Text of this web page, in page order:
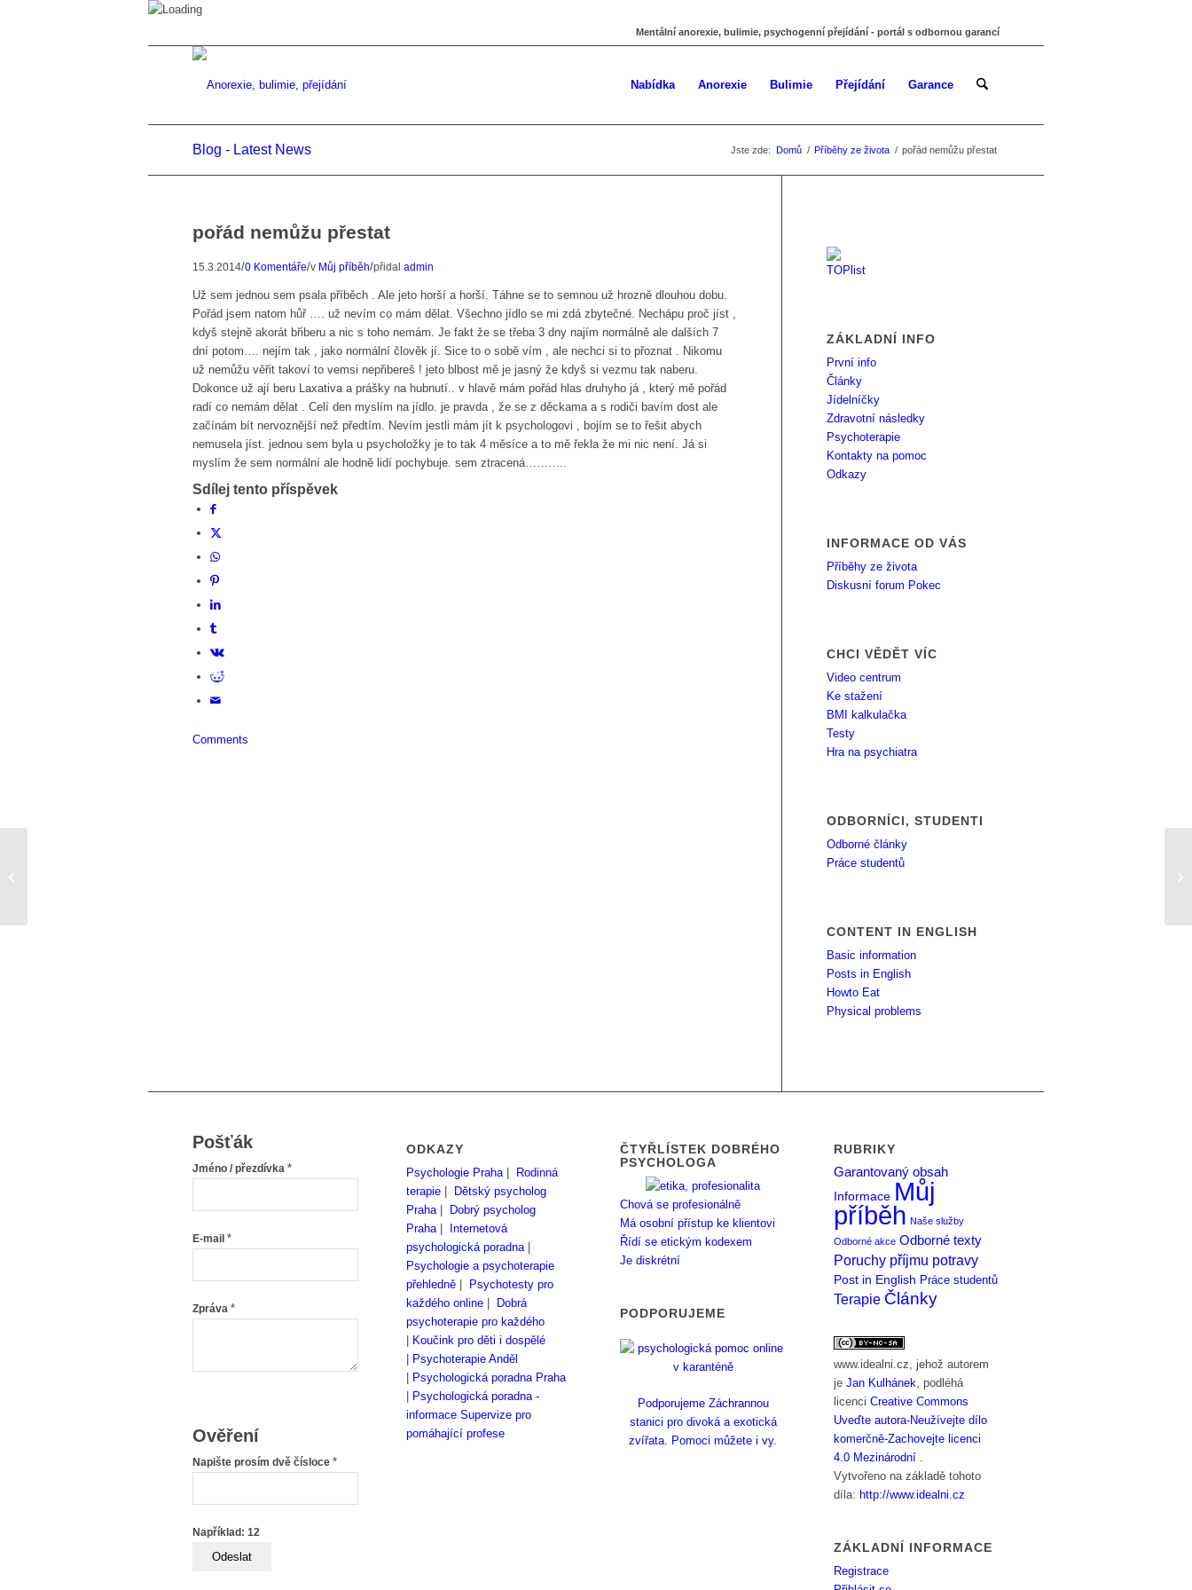
Mentální anorexie, bulimie, psychogenní přejídání - portál s odbornou garancí
Nabídka Anorexie Bulimie Přejídání Garance
Blog - Latest News Jste zde: Domů / Příběhy ze života / pořád nemůžu přestat
pořád nemůžu přestat
15.3.2014/0 Komentáře/v Můj příběh/přidal admin
Už sem jednou sem psala příběch . Ale jeto horší a horší. Táhne se to semnou už hrozně dlouhou dobu.
Pořád jsem natom hůř …. už nevím co mám dělat. Všechno jídlo se mi zdá zbytečné. Nechápu proč jíst ,
kdyš stejně akorát břiberu a nic s toho nemám. Je fakt že se třeba 3 dny najím normálně ale dalších 7
dní potom…. nejím tak , jako normální člověk jí. Sice to o sobě vím , ale nechci si to přoznat . Nikomu
už nemůžu věřit takoví to vemsi nepřibereš ! jeto blbost mě je jasný že kdyš si vezmu tak naberu.
Dokonce už ají beru Laxativa a prášky na hubnutí.. v hlavě mám pořád hlas druhyho já , který mě pořád
radí co nemám dělat . Celí den myslím na jídlo. je pravda , že se z děckama a s rodiči bavím dost ale
začínám bít nervoznější než předtím. Nevím jestli mám jít k psychologovi , bojím se to řešit abych
nemusela jíst. jednou sem byla u psycholožky je to tak 4 měsíce a to mě řekla že mi nic není. Já si
myslím že sem normální ale hodně lidí pochybuje. sem ztracená………..
Sdílej tento příspěvek
Comments
ZÁKLADNÍ INFO
První info
Články
Jídelníčky
Zdravotní následky
Psychoterapie
Kontakty na pomoc
Odkazy
INFORMACE OD VÁS
Příběhy ze života
Diskusní forum Pokec
CHCI VĚDĚT VÍC
Video centrum
Ke stažení
BMI kalkulačka
Testy
Hra na psychiatra
ODBORNÍCI, STUDENTI
Odborné články
Práce studentů
CONTENT IN ENGLISH
Basic information
Posts in English
Howto Eat
Physical problems
Pošťák
Jméno / přezdívka *
E-mail *
Zpráva *
Ověření
Napište prosím dvě čísloce *
Například: 12
ODKAZY
Psychologie Praha|
Rodinná
terapie
Dětský psycholog
Praha|
Dobrý psycholog
Praha|
Internetová
psychologická poradna|
Psychologie a psychoterapie
přehledně
Psychotesty pro
každého online
Dobrá
psychoterapie pro každého
Koučink pro děti i dospělé
Psychoterapie Anděl
Psychologická poradna Praha
Psychologická poradna -
informace Supervize pro
pomáhající profese
ČTYŘLÍSTEK DOBRÉHO
PSYCHOLOGA
Chová se profesionálně
Má osobní přístup ke klientovi
Řídí se etickým kodexem
Je diskrétní
PODPORUJEME
Podporujeme Záchrannou
stanici pro divoká a exotická
zvířata. Pomoci můžete i vy.
RUBRIKY
Garantovaný obsah
Informace Můj
příběh Naše služby
Odborné akce Odborné texty
Poruchy příjmu potravy
Post in English Práce studentů
Terapie Články
www.idealni.cz, jehož autorem
jeJan Kulhánek, podléhá
licenciCreative Commons
Uveďte autora-Neužívejte dílo
komerčně-Zachovejte licenci
4.0 Mezinárodní .
Vytvořeno na základě tohoto
díla: http://www.idealni.cz
ZÁKLADNÍ INFORMACE
Registrace